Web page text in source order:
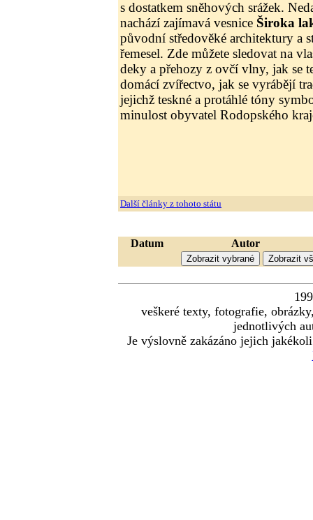
s dostatkem sněhových srážek.
nachází zajímavá vesnice Široka
původní středověké architektury a
řemesel. Zde můžete sledovat na
deky a přehozy z ovčí vlny, jak se
domácí zvířectvo, jak se vyrábějí
jejichž teskné a protáhlé tóny
minulost obyvatel Rodopského
Další články z tohoto státu
Datum Autor
veškeré texty, fotografie,
jednotlivých
Je výslovně zakázáno jejich